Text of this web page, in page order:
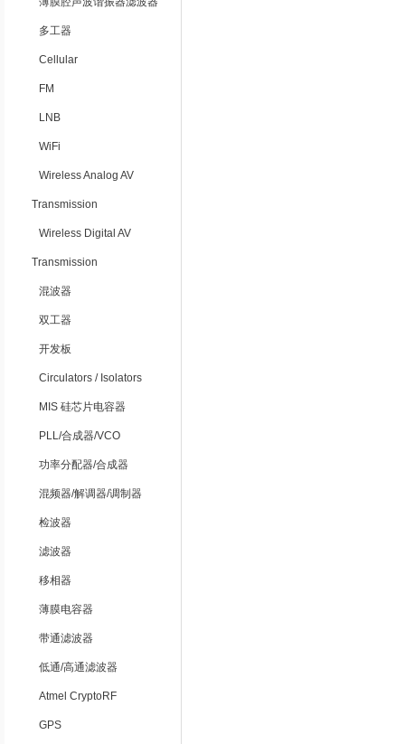
多工器
Cellular
FM
LNB
WiFi
Wireless Analog AV
Transmission
Wireless Digital AV
Transmission
混波器
双工器
开发板
Circulators / Isolators
MIS 硅芯片电容器
PLL/合成器/VCO
功率分配器/合成器
混频器/解调器/调制器
检波器
滤波器
移相器
薄膜电容器
带通滤波器
低通/高通滤波器
Atmel CryptoRF
GPS